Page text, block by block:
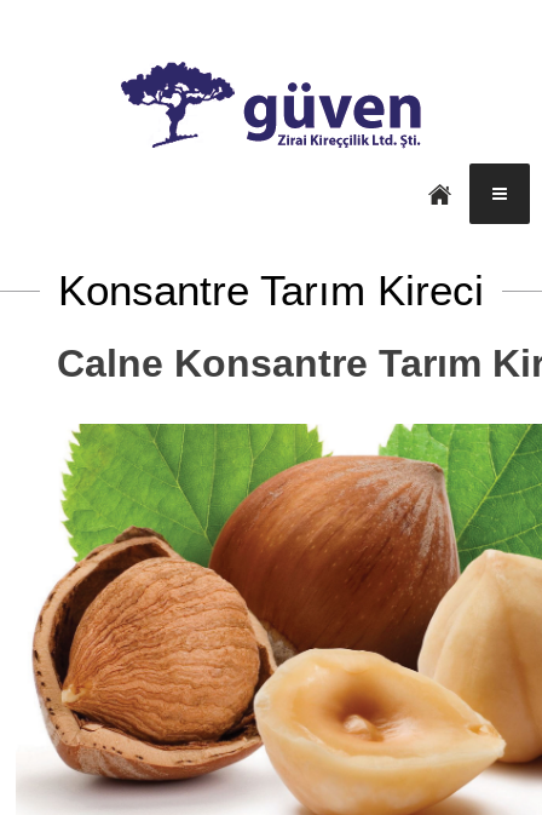
Konsantre Tarım Kireci
Calne Konsantre Tarım